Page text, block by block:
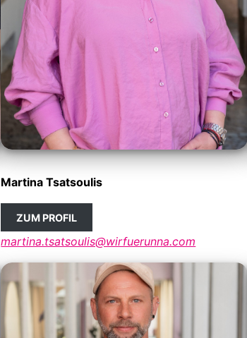
Martina Tsatsoulis
ZUM PROFIL
martina.tsatsoulis@wirfuerunna.com